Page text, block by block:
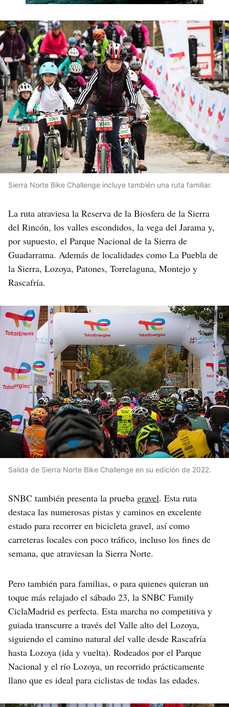
Sierra Norte Bike Challenge incluye también una ruta familiar.
La ruta atraviesa la Reserva de la Biosfera de la Sierra
del Rincón, los valles escondidos, la vega del Jarama y,
por supuesto, el Parque Nacional de la Sierra de
Guadarrama. Además de localidades como La Puebla de
la Sierra, Lozoya, Patones, Torrelaguna, Montejo y
Rascafría.
Salida de Sierra Norte Bike Challenge en su edición de 2022.
SNBC también presenta la prueba gravel. Esta ruta
destaca las numerosas pistas y caminos en excelente
estado para recorrer en bicicleta gravel, así como
carreteras locales con poco tráfico, incluso los fines de
semana, que atraviesan la Sierra Norte.
Pero también para familias, o para quienes quieran un
toque más relajado el sábado 23, la SNBC Family
CiclaMadrid es perfecta. Esta marcha no competitiva y
guiada transcurre a través del Valle alto del Lozoya,
siguiendo el camino natural del valle desde Rascafría
hasta Lozoya (ida y vuelta). Rodeados por el Parque
Nacional y el río Lozoya, un recorrido prácticamente
llano que es ideal para ciclistas de todas las edades.